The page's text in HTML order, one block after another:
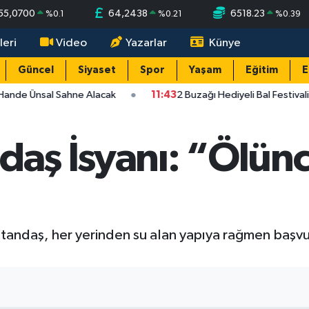
%0.1 64,2438 %0.21 6518.23 %0.39
Video Yazarlar Künye
Güncel Siyaset Spor Yaşam Eğitim
Ünsal Sahne Alacak 11:432 Buzağı Hediyeli Bal
İsyanı:
her yerinden su alan yapıya rağmen